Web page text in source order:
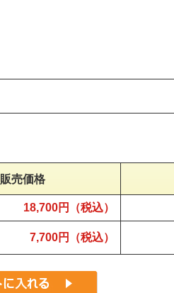
販売価格
18,700円（税込）
7,700円（税込）